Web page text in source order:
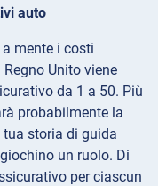
auto
mente i costi
Unito viene
da 1 a 50. Più
probabilmente la
tua storia di guida
un ruolo. Di
per ciascun